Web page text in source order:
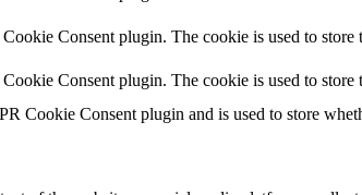
Consent plugin. The cookie is used to
Consent plugin. The cookie is used to
Cookie Consent plugin and is used to store